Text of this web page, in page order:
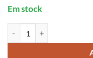
Em stock